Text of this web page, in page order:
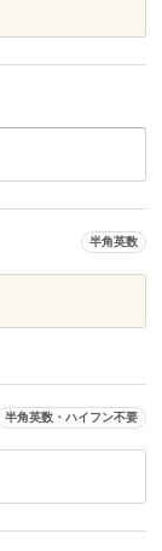
半角英数
半角英数・ハイフン不要